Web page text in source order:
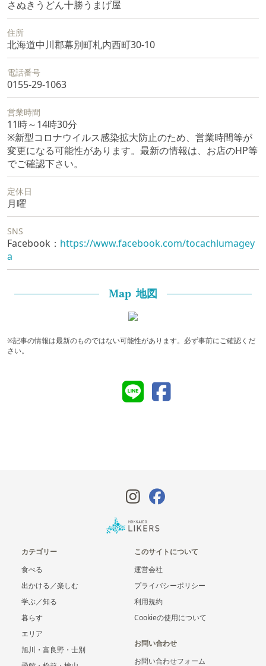
さぬきうどん十勝うまげ屋
住所
北海道中川郡幕別町札内西町30-10
電話番号
0155-29-1063
営業時間
11時～14時30分
※新型コロナウイルス感染拡大防止のため、営業時間等が
変更になる可能性があります。最新の情報は、お店のHP等
でご確認下さい。
定休日
月曜
SNS
Facebook： https://www.facebook.com/tocachlumagey
a
Map 地図
※記事の情報は最新のものではない可能性があります。必ず事前にご確認くだ
さい。
カテゴリー
食べる
出かける／楽しむ
学ぶ／知る
暮らす
エリア
旭川・富良野・士別
このサイトについて
運営会社
プライバシーポリシー
利用規約
Cookieの使用について
お問い合わせ
お問い合わせフォーム